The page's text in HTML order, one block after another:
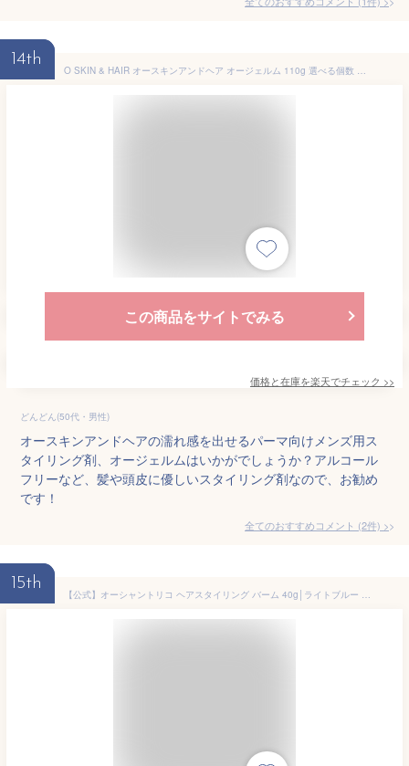
14th
O SKIN & HAIR オースキンアンドヘア オージェルム 110g 選べる個数 スタイリング剤 パーマ 髪型 ワックス メンズ 濡れ感 ジェル クリーム ヘアセット パラベンフリー 紫外線吸収剤 不使用 アルコールフリー
この商品をサイトでみる
価格と在庫を楽天でチェック >>
どんどん(50代・男性)
オースキンアンドヘアの濡れ感を出せるパーマ向けメンズ用ス
タイリング剤、オージェルムはいかがでしょうか？アルコール
フリーなど、髪や頭皮に優しいスタイリング剤なので、お勧め
です！
全てのおすすめコメント (2件) >
15th
【公式】オーシャントリコ ヘアスタイリング バーム 40g│ライトブルー クリーンオーシャン 補修 保湿 乾燥ケア 濡れ髪ヘア ヘアワックス 整髪料 パーマ スタイリング剤 プレゼント ギフト 男性 女性 レディース メンズ キープ スーパーハード